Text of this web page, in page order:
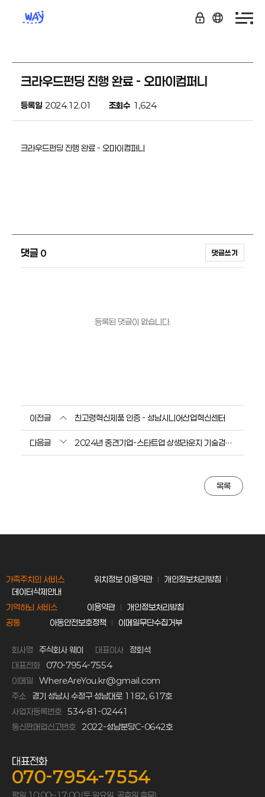
크라우드펀딩 진행 완료 - 오마이컴퍼니
등록일 2024.12.01 조회수 1,624
크라우드펀딩 진행 완료 - 오마이컴퍼니
댓글 0 댓글쓰기
등록된 댓글이 없습니다.
이전글 친고령혁신제품 인증 - 성남시니어산업혁신센터
다음글 2024년 중견기업-스타트업 상생라운지 기술검증(PoC) 선정 - 한국산업지능화협회
목록
가족주치의 서비스 위치정보 이용약관
개인정보처리방침
데이터삭제안내
기억하뇌 서비스
이용약관
개인정보처리방침
공통
아동안전보호정책 이메일무단수집거부
회사명 주식회사 웨이 대표이사 정회석
대표전화
070-7954-7554
이메일
WhereAreYou.kr@gmail.com
주소
경기 성남시 수정구 성남대로 1182, 617호
사업자등록번호 534-81-02441
통신판매업신고번호 2022-성남분당C-0642호
대표전화
070-7954-7554
평일 10:00~17:00 (토·일요일, 공휴일 휴무)